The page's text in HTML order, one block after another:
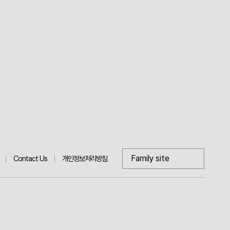
Family site
Contact Us 개인정보처리방침